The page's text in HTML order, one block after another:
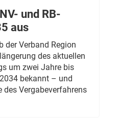
und RB-
aus
der Verband Region
des aktuellen
um zwei Jahre bis
bekannt – und
des Vergabeverfahrens